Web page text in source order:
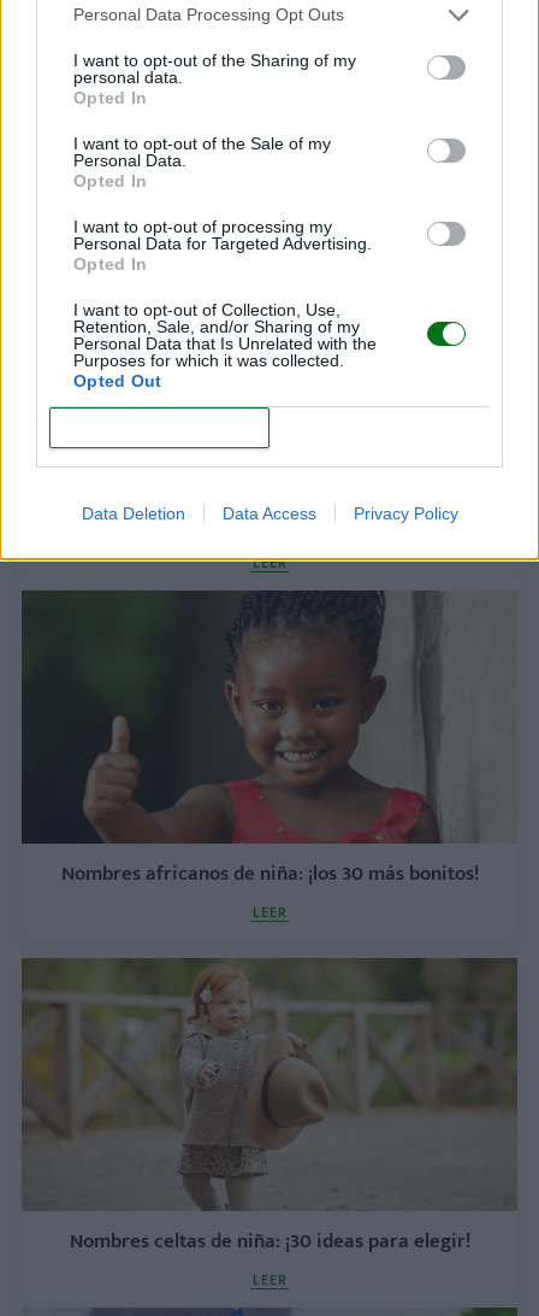
Personal Data Processing Opt Outs
I want to opt-out of the Sharing of my
personal data.
Opted In
I want to opt-out of the Sale of my
Personal Data.
Opted In
I want to opt-out of processing my
Personal Data for Targeted Advertising.
Opted In
I want to opt-out of Collection, Use,
Retention, Sale, and/or Sharing of my
Personal Data that Is Unrelated with the
Purposes for which it was collected.
Opted Out
Data Deletion Data Access Privacy Policy
Nombres de niña exóticos: ¡los mejores 25!
Nombres de niña de clase alta: ¡qué curiosos!
LEER
Nombres africanos de niña: ¡los 30 más bonitos!
LEER
Nombres celtas de niña: ¡30 ideas para elegir!
LEER